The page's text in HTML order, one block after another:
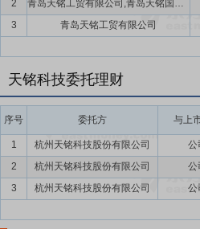
2 青岛天铭工贸有限公司,青岛天铭国际贸易有限公司
3
青岛天铭工贸有限公司
天铭科技委托理财
序号 委托方 与上
1 杭州天铭科技股份有限公司
公
2
杭州天铭科技股份有限公司
公
3
杭州天铭科技股份有限公司 公